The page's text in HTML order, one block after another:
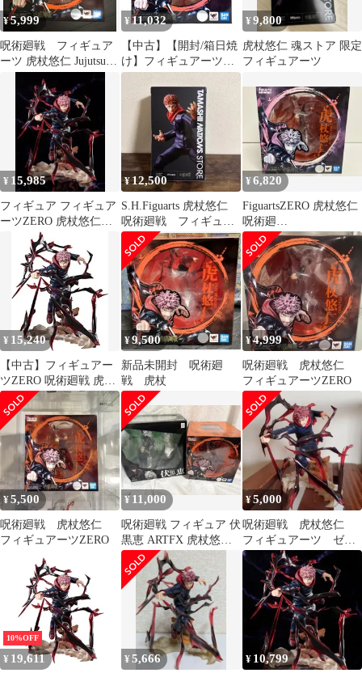
¥5,999
呪術廻戦 フィギュア
ーツ 虎杖悠仁 Jujutsu
¥11,032
【中古】【開封/箱日焼
け】フィギュアーツ
ZERO 虎杖悠仁 「呪術
廻戦」[95]
¥9,800
虎杖悠仁 魂ストア 限定
フィギュアーツ
¥ 15,985
フィギュア フィギュア
ーツZERO 虎杖悠仁
「呪術廻戦」【14日以
内発送】
¥12,500
S.H.Figuarts 虎杖悠仁
呪術廻戦 フィギュア
ーツ
¥6,820
FiguartsZERO 虎杖悠仁
呪術廻
戦/S.H.Figuarts(フィギ
ュアｰツ)
¥ 15,240
【中古】フィギュアー
ツZERO 呪術廻戦 虎杖
悠仁 約190mm PVC・
ABS製 塗装済み完成品
フィギュア 203131
¥9,500
新品未開封 呪術廻
戦 虎杖
¥4,999
呪術廻戦 虎杖悠仁
フィギュアーツZERO
¥5,500
呪術廻戦 虎杖悠仁
フィギュアーツZERO
¥ 11,000
呪術廻戦 フィギュア 伏
黒恵 ARTFX 虎杖悠
仁 フィギュアーツ
ZERO
¥5,000
呪術廻戦 虎杖悠仁
フィギュアーツ ゼ
ロ figuarts zero
10%OFF
¥ 19,611 ¥5,666 ¥ 10,799